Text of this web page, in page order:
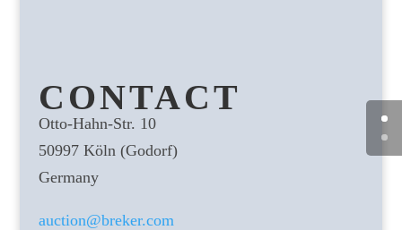
CONTACT
Otto-Hahn-Str. 10
50997 Köln (Godorf)
Germany
auction@breker.com